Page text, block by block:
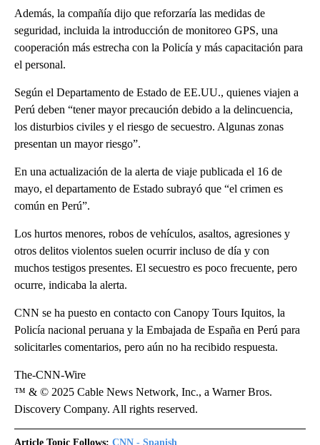
Además, la compañía dijo que reforzaría las medidas de
seguridad, incluida la introducción de monitoreo GPS, una
cooperación más estrecha con la Policía y más capacitación para
el personal.
Según el Departamento de Estado de EE.UU., quienes viajen a
Perú deben “tener mayor precaución debido a la delincuencia,
los disturbios civiles y el riesgo de secuestro. Algunas zonas
presentan un mayor riesgo”.
En una actualización de la alerta de viaje publicada el 16 de
mayo, el departamento de Estado subrayó que “el crimen es
común en Perú”.
Los hurtos menores, robos de vehículos, asaltos, agresiones y
otros delitos violentos suelen ocurrir incluso de día y con
muchos testigos presentes. El secuestro es poco frecuente, pero
ocurre, indicaba la alerta.
CNN se ha puesto en contacto con Canopy Tours Iquitos, la
Policía nacional peruana y la Embajada de España en Perú para
solicitarles comentarios, pero aún no ha recibido respuesta.
The-CNN-Wire
™ & © 2025 Cable News Network, Inc., a Warner Bros.
Discovery Company. All rights reserved.
Article Topic Follows: CNN - Spanish